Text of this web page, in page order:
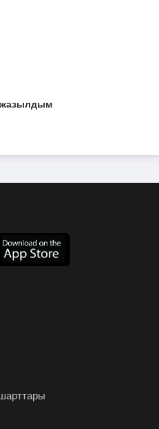
жазылдым